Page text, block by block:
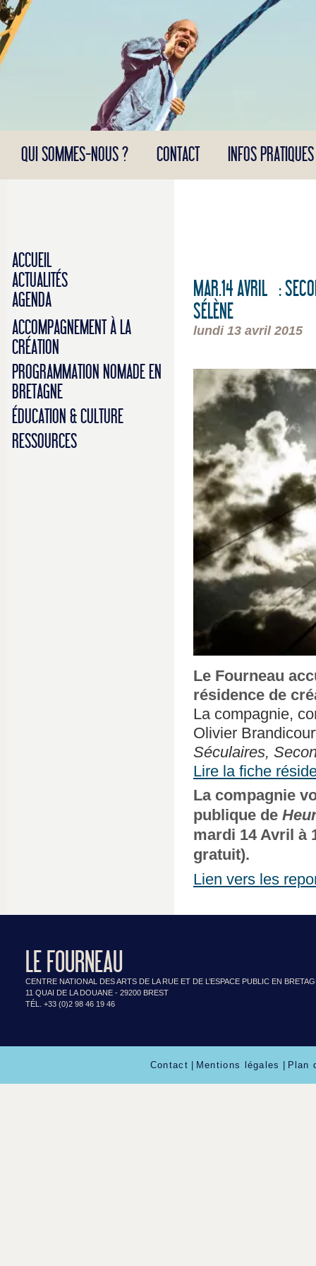
Panneau de gestion des cookies
QUI SOMMES-NOUS ? CONTACT INFOS PRATIQUES
ACCUEIL
ACTUALITÉS
AGENDA
ACCOMPAGNEMENT À LA
CRÉATION
PROGRAMMATION NOMADE EN
BRETAGNE
ÉDUCATION & CULTURE
RESSOURCES
MAR.14 AVRIL :
SÉLÈNE
lundi 13 avril 2015
Le Fourneau
résidence de
La compagnie,
Olivier
Séculaires,
Lire la fiche
La compagnie
publique de
mardi 14 Avril à
gratuit).
Lien vers les
LE FOURNEAU
CENTRE NATIONAL DES ARTS DE LA RUE ET DE L’ESPACE PUBLIC EN
11 QUAI DE LA DOUANE - 29200 BREST
TÉL. +33 (0)2 98 46 19 46
Contact Mentions légales Plan